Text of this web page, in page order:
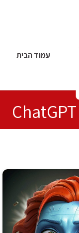
עמוד הבית